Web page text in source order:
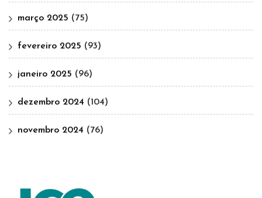
março 2025 (75)
fevereiro 2025 (93)
janeiro 2025 (96)
dezembro 2024 (104)
novembro 2024 (76)